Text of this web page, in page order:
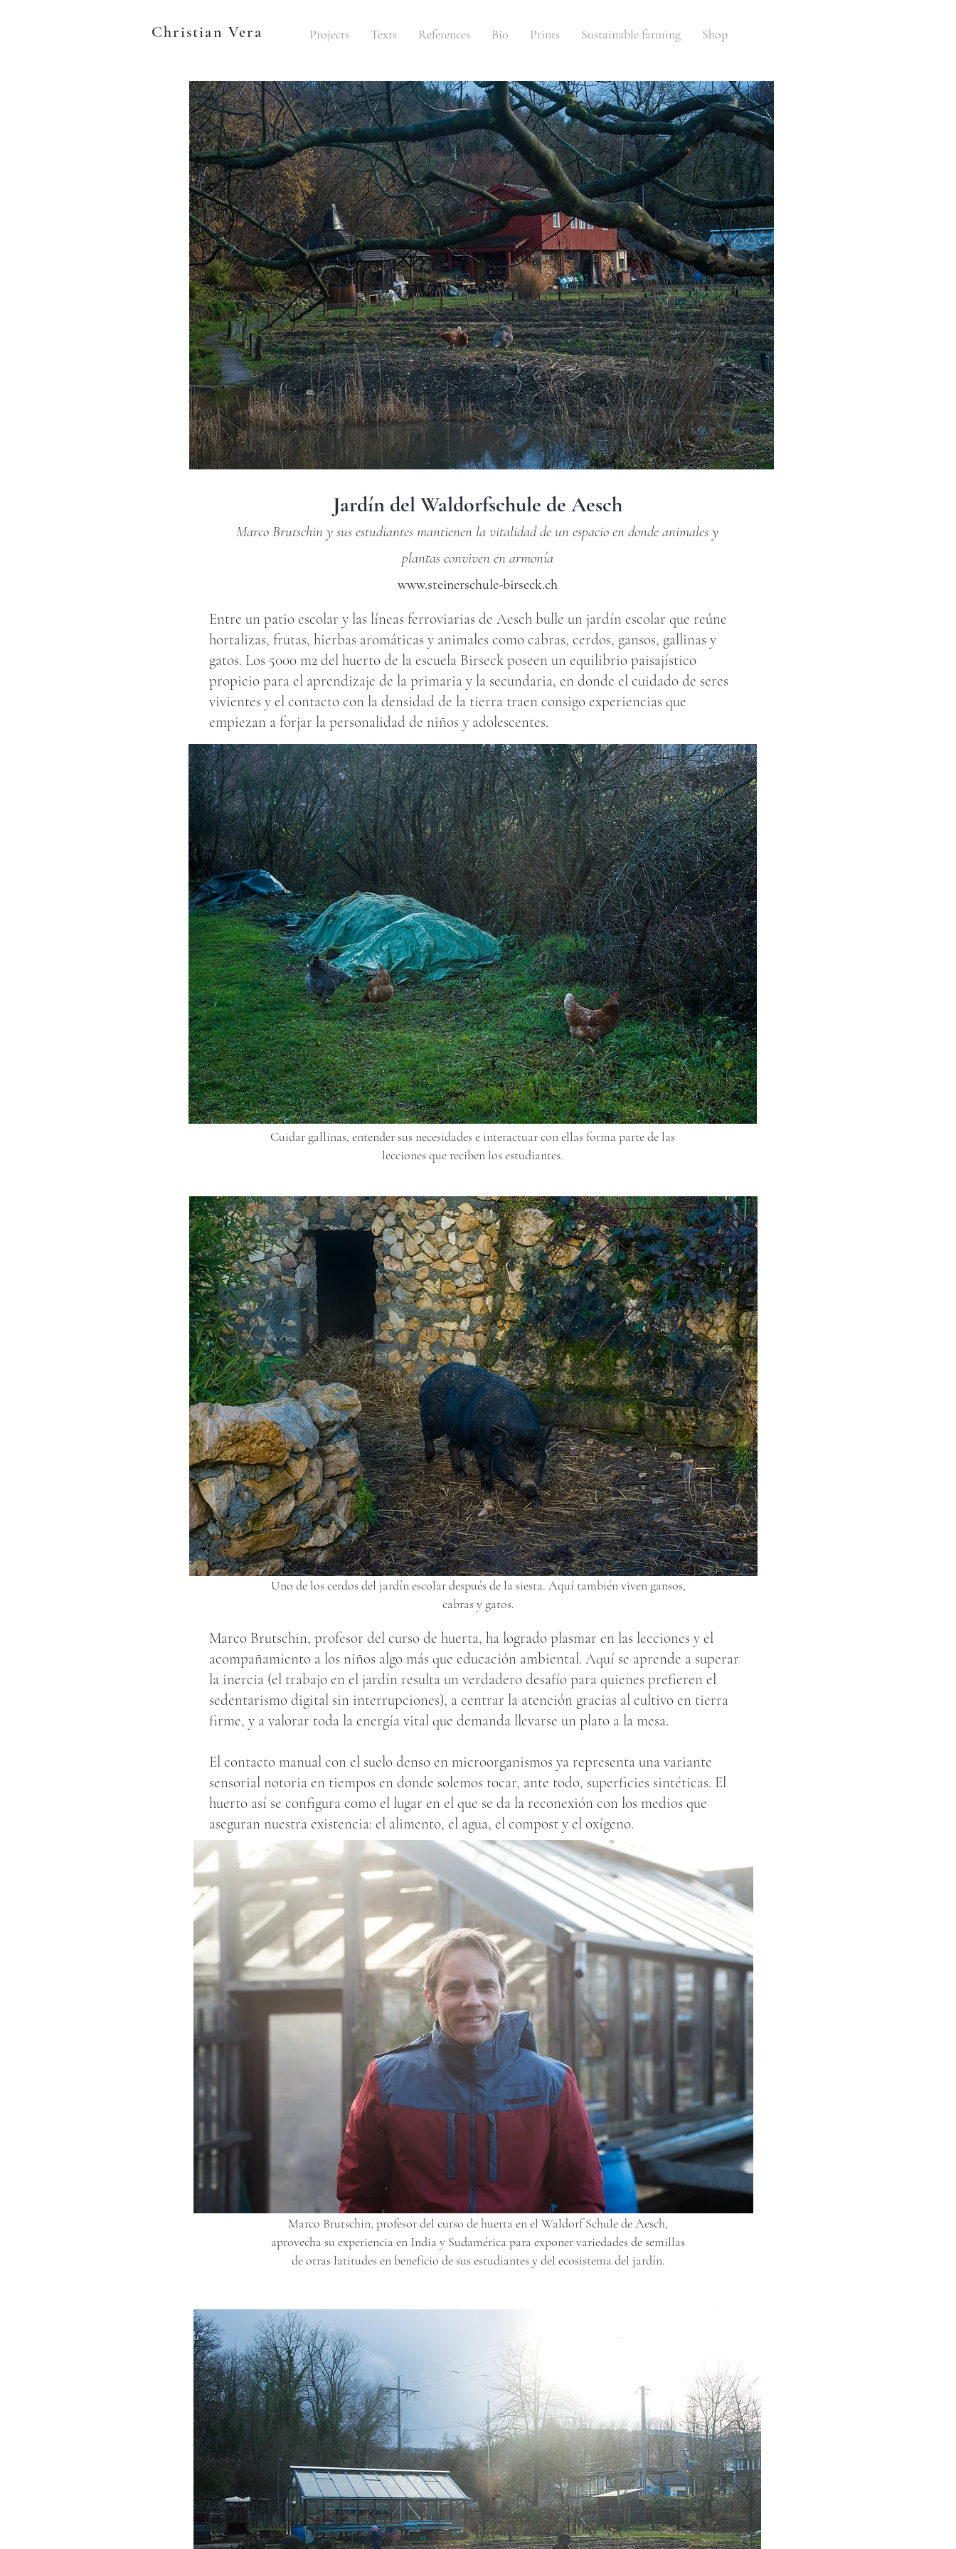
Christian Vera Projects Texts References Bio Prints Sustainable farming Shop
Jardín del Waldorfschule de Aesch
Marco Brutschin y sus estudiantes mantienen la vitalidad de un espacio en donde animales y
plantas conviven en armonía
www.steinerschule-birseck.ch
Entre un patio escolar y las líneas ferroviarias de Aesch bulle un jardín escolar que reúne
hortalizas, frutas, hierbas aromáticas y animales como cabras, cerdos, gansos, gallinas y
gatos. Los 5000 m2 del huerto de la escuela Birseck poseen un equilibrio paisajístico
propicio para el aprendizaje de la primaria y la secundaria, en donde el cuidado de seres
vivientes y el contacto con la densidad de la tierra traen consigo experiencias que
empiezan a forjar la personalidad de niños y adolescentes.
Cuidar gallinas, entender sus necesidades e interactuar con ellas forma parte de las
lecciones que reciben los estudiantes.
Uno de los cerdos del jardín escolar después de la siesta. Aquí también viven gansos,
cabras y gatos.
Marco Brutschin, profesor del curso de huerta, ha logrado plasmar en las lecciones y el
acompañamiento a los niños algo más que educación ambiental. Aquí se aprende a superar
la inercia (el trabajo en el jardín resulta un verdadero desafío para quienes prefieren el
sedentarismo digital sin interrupciones), a centrar la atención gracias al cultivo en tierra
firme, y a valorar toda la energía vital que demanda llevarse un plato a la mesa.
El contacto manual con el suelo denso en microorganismos ya representa una variante
sensorial notoria en tiempos en donde solemos tocar, ante todo, superficies sintéticas. El
huerto así se configura como el lugar en el que se da la reconexión con los medios que
aseguran nuestra existencia: el alimento, el agua, el compost y el oxígeno.
Marco Brutschin, profesor del curso de huerta en el Waldorf Schule de Aesch,
aprovecha su experiencia en India y Sudamérica para exponer variedades de semillas
de otras latitudes en beneficio de sus estudiantes y del ecosistema del jardín.